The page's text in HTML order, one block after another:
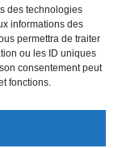
des technologies
informations des
permettra de traiter
ou les ID uniques
consentement peut
fonctions.